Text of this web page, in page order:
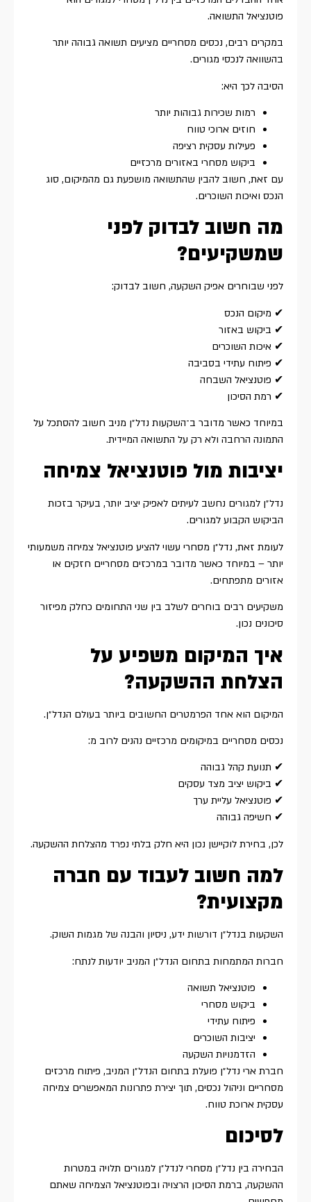
פוטנציאל התשואה.
במקרים רבים, נכסים מסחריים מציעים תשואה גבוהה יותר
בהשוואה לנכסי מגורים.
הסיבה לכך היא:
רמות שכירות גבוהות יותר
חוזים ארוכי טווח
פעילות עסקית רציפה
ביקוש מסחרי באזורים מרכזיים
עם זאת, חשוב להבין שהתשואה מושפעת גם מהמיקום, סוג
הנכס ואיכות השוכרים.
מה חשוב לבדוק לפני
שמשקיעים?
לפני שבוחרים אפיק השקעה, חשוב לבדוק:
✔ מיקום הנכס
✔ ביקוש באזור
✔ איכות השוכרים
✔ פיתוח עתידי בסביבה
✔ פוטנציאל השבחה
✔ רמת הסיכון
במיוחד כאשר מדובר ב־השקעות נדל״ן מניב חשוב להסתכל על
התמונה הרחבה ולא רק על התשואה המיידית.
יציבות מול פוטנציאל צמיחה
נדל״ן למגורים נחשב לעיתים לאפיק יציב יותר, בעיקר בזכות
הביקוש הקבוע למגורים.
לעומת זאת, נדל״ן מסחרי עשוי להציע פוטנציאל צמיחה משמעותי
יותר – במיוחד כאשר מדובר במרכזים מסחריים חזקים או
אזורים מתפתחים.
משקיעים רבים בוחרים לשלב בין שני התחומים כחלק מפיזור
סיכונים נכון.
איך המיקום משפיע על
הצלחת ההשקעה?
המיקום הוא אחד הפרמטרים החשובים ביותר בעולם הנדל״ן.
נכסים מסחריים במיקומים מרכזיים נהנים לרוב מ:
✔ תנועת קהל גבוהה
✔ ביקוש יציב מצד עסקים
✔ פוטנציאל עליית ערך
✔ חשיפה גבוהה
לכן, בחירת לוקיישן נכון היא חלק בלתי נפרד מהצלחת ההשקעה.
למה חשוב לעבוד עם חברה
מקצועית?
השקעות בנדל״ן דורשות ידע, ניסיון והבנה של מגמות השוק.
חברות המתמחות בתחום הנדל״ן המניב יודעות לנתח:
פוטנציאל תשואה
ביקוש מסחרי
פיתוח עתידי
יציבות השוכרים
הזדמנויות השקעה
חברת ארי נדל״ן פועלת בתחום הנדל״ן המניב, פיתוח מרכזים
מסחריים וניהול נכסים, תוך יצירת פתרונות המאפשרים צמיחה
עסקית ארוכת טווח.
לסיכום
הבחירה בין נדל״ן מסחרי לנדל״ן למגורים תלויה במטרות
ההשקעה, ברמת הסיכון הרצויה ובפוטנציאל הצמיחה שאתם